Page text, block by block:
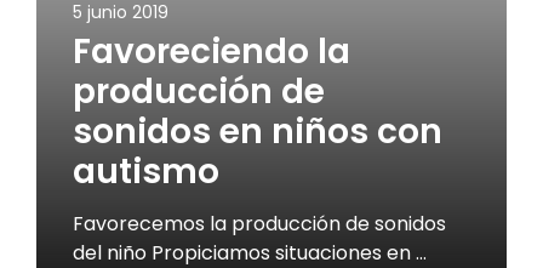
5 junio 2019
Favoreciendo la
producción de
sonidos en niños con
autismo
Favorecemos la producción de sonidos
del niño Propiciamos situaciones en …